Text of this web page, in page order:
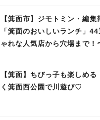
【箕面市】ジモトミン・編集
「箕面のおいしいランチ」
ゃれな人気店から穴場まで！
【箕面】ちびっ子も楽しめる
く箕面西公園で川遊び♡